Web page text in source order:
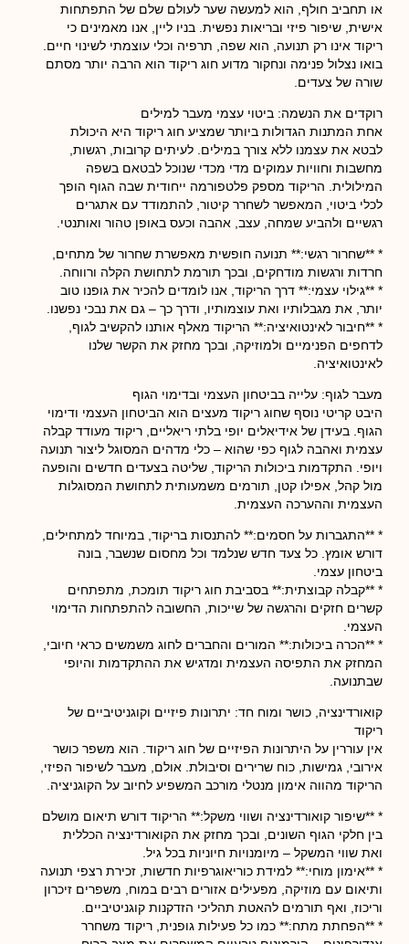
או תחביב חולף, הוא למעשה שער לעולם שלם של התפתחות
אישית, שיפור פיזי ובריאות נפשית. בניו ליין, אנו מאמינים כי
ריקוד אינו רק תנועה, הוא שפה, תרפיה וכלי עוצמתי לשינוי חיים.
בואו נצלול פנימה ונחקור מדוע חוג ריקוד הוא הרבה יותר מסתם
שורה של צעדים.
רוקדים את הנשמה: ביטוי עצמי מעבר למילים
אחת המתנות הגדולות ביותר שמציע חוג ריקוד היא היכולת
לבטא את עצמנו ללא צורך במילים. לעיתים קרובות, רגשות,
מחשבות וחוויות עמוקים מדי מכדי שנוכל לבטאם בשפה
המילולית. הריקוד מספק פלטפורמה ייחודית שבה הגוף הופך
לכלי ביטוי, המאפשר לשחרר קיטור, להתמודד עם אתגרים
רגשיים ולהביע שמחה, עצב, אהבה וכעס באופן טהור ואותנטי.
* **שחרור רגשי:** תנועה חופשית מאפשרת שחרור של מתחים,
חרדות ורגשות מודחקים, ובכך תורמת לתחושת הקלה ורווחה.
* **גילוי עצמי:** דרך הריקוד, אנו לומדים להכיר את גופנו טוב
יותר, את מגבלותיו ואת עוצמותיו, ודרך כך – גם את נבכי נפשנו.
* **חיבור לאינטואיציה:** הריקוד מאלף אותנו להקשיב לגוף,
לדחפים הפנימיים ולמוזיקה, ובכך מחזק את הקשר שלנו
לאינטואיציה.
מעבר לגוף: עלייה בביטחון העצמי ובדימוי הגוף
היבט קריטי נוסף שחוג ריקוד מעצים הוא הביטחון העצמי ודימוי
הגוף. בעידן של אידיאלים יופי בלתי ריאליים, ריקוד מעודד קבלה
עצמית ואהבה לגוף כפי שהוא – כלי מדהים המסוגל ליצור תנועה
ויופי. התקדמות ביכולות הריקוד, שליטה בצעדים חדשים והופעה
מול קהל, אפילו קטן, תורמים משמעותית לתחושת המסוגלות
העצמית וההערכה העצמית.
* **התגברות על חסמים:** להתנסות בריקוד, במיוחד למתחילים,
דורש אומץ. כל צעד חדש שנלמד וכל מחסום שנשבר, בונה
ביטחון עצמי.
* **קבלה קבוצתית:** בסביבת חוג ריקוד תומכת, מתפתחים
קשרים חזקים והרגשה של שייכות, החשובה להתפתחות הדימוי
העצמי.
* **הכרה ביכולות:** המורים והחברים לחוג משמשים כראי חיובי,
המחזק את התפיסה העצמית ומדגיש את ההתקדמות והיופי
שבתנועה.
קואורדינציה, כושר ומוח חד: יתרונות פיזיים וקוגניטיביים של
ריקוד
אין עוררין על היתרונות הפיזיים של חוג ריקוד. הוא משפר כושר
אירובי, גמישות, כוח שרירים וסיבולת. אולם, מעבר לשיפור הפיזי,
הריקוד מהווה אימון מנטלי מורכב המשפיע לחיוב על הקוגניציה.
* **שיפור קואורדינציה ושווי משקל:** הריקוד דורש תיאום מושלם
בין חלקי הגוף השונים, ובכך מחזק את הקואורדינציה הכללית
ואת שווי המשקל – מיומנויות חיוניות בכל גיל.
* **אימון מוחי:** למידת כוריאוגרפיות חדשות, זכירת רצפי תנועה
ותיאום עם מוזיקה, מפעילים אזורים רבים במוח, משפרים זיכרון
וריכוז, ואף תורמים להאטת תהליכי הזדקנות קוגניטיביים.
* **הפחתת מתח:** כמו כל פעילות גופנית, ריקוד משחרר